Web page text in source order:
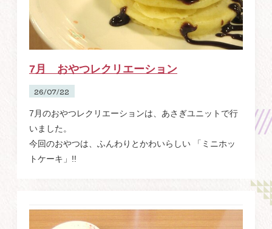
7月 おやつレクリエーション
26/07/22
7月のおやつレクリエーションは、あさぎユニットで行
いました。
今回のおやつは、ふんわりとかわいらしい 「ミニホッ
トケーキ」!!